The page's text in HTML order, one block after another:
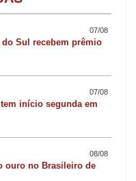
defende que a
a gestão de pessoal dos
participação de
carreiras de polícia e
e assegurará, ao Estado e
na execução de
07/08
07/08
início segunda em
08/08
ouro no Brasileiro de